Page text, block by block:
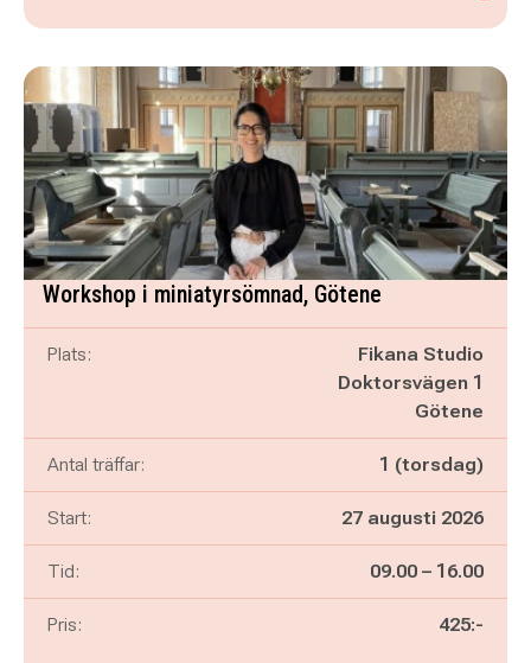
Workshop i miniatyrsömnad, Götene
Plats:
Fikana Studio
Doktorsvägen 1
Götene
Antal träffar: 1 (torsdag)
Start: 27 augusti 2026
Tid: Pågår mellan
09.00 – och
16.00
Pris: 425:-